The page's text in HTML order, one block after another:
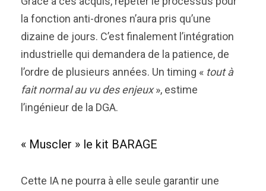
la fonction anti-drones n’aura pris qu’une
dizaine de jours. C’est finalement l’intégration
industrielle qui demandera de la patience, de
l’ordre de plusieurs années. Un timing « tout à
fait normal au vu des enjeux», estime
l’ingénieur de la DGA.
« Muscler » le kit BARAGE
Cette IA ne pourra à elle seule garantir une